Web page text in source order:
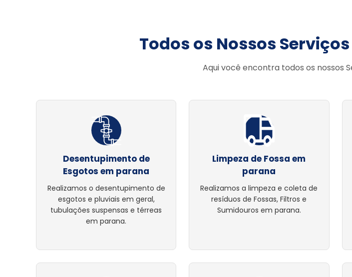
Todos os Nossos
Aqui você encontra todos os nossos
Desentupimento de
Esgotos em parana
Realizamos o desentupimento de
esgotos e pluviais em geral,
tubulações suspensas e térreas
em parana.
Limpeza de Fossa em
parana
Realizamos a limpeza e coleta de
resíduos de Fossas, Filtros e
Sumidouros em parana.